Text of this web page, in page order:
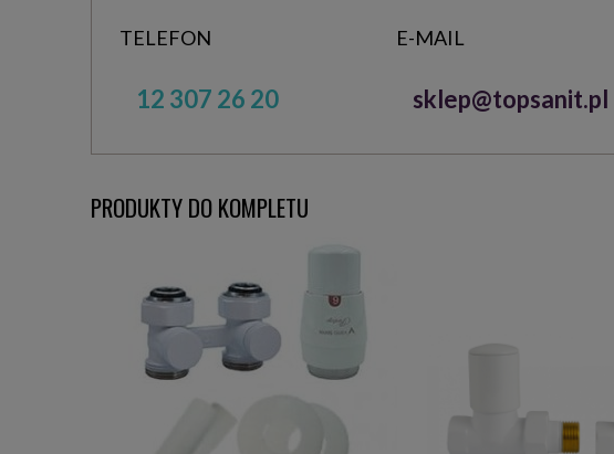
TELEFON
12 307 26 20
E-MAIL
sklep@topsanit.pl
PRODUKTY DO KOMPLETU